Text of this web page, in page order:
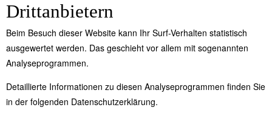
Dritt­anbietern
Beim Besuch dieser Website kann Ihr Surf-Verhalten statistisch
ausgewertet werden. Das geschieht vor allem mit sogenannten
Analyseprogrammen.
Detaillierte Informationen zu diesen Analyseprogrammen finden Sie
in der folgenden Datenschutzerklärung.